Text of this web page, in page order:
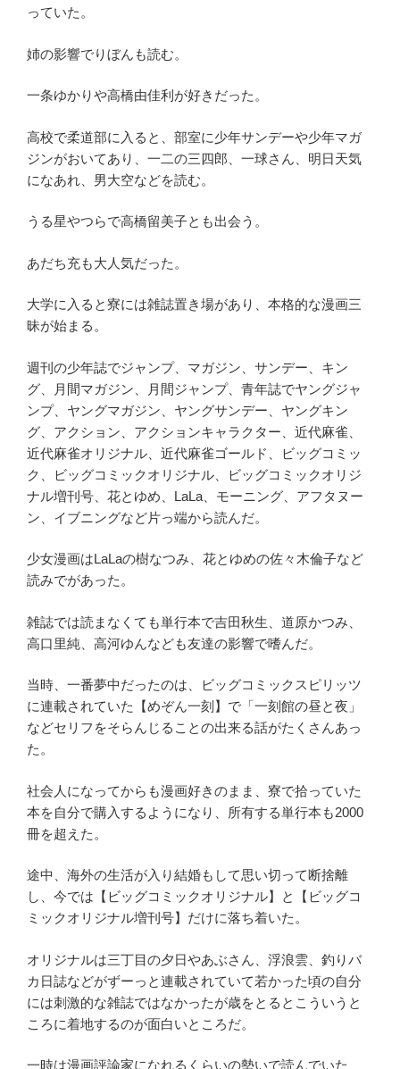
っていた。
姉の影響でりぼんも読む。
一条ゆかりや高橋由佳利が好きだった。
高校で柔道部に入ると、部室に少年サンデーや少年マガ
ジンがおいてあり、一二の三四郎、一球さん、明日天気
になあれ、男大空などを読む。
うる星やつらで高橋留美子とも出会う。
あだち充も大人気だった。
大学に入ると寮には雑誌置き場があり、本格的な漫画三
昧が始まる。
週刊の少年誌でジャンプ、マガジン、サンデー、キン
グ、月間マガジン、月間ジャンプ、青年誌でヤングジャ
ンプ、ヤングマガジン、ヤングサンデー、ヤングキン
グ、アクション、アクションキャラクター、近代麻雀、
近代麻雀オリジナル、近代麻雀ゴールド、ビッグコミッ
ク、ビッグコミックオリジナル、ビッグコミックオリジ
ナル増刊号、花とゆめ、LaLa、モーニング、アフタヌー
ン、イブニングなど片っ端から読んだ。
少女漫画はLaLaの樹なつみ、花とゆめの佐々木倫子など
読みでがあった。
雑誌では読まなくても単行本で吉田秋生、道原かつみ、
高口里純、高河ゆんなども友達の影響で嗜んだ。
当時、一番夢中だったのは、ビッグコミックスピリッツ
に連載されていた【めぞん一刻】で「一刻館の昼と夜」
などセリフをそらんじることの出来る話がたくさんあっ
た。
社会人になってからも漫画好きのまま、寮で拾っていた
本を自分で購入するようになり、所有する単行本も2000
冊を超えた。
途中、海外の生活が入り結婚もして思い切って断捨離
し、今では【ビッグコミックオリジナル】と【ビッグコ
ミックオリジナル増刊号】だけに落ち着いた。
オリジナルは三丁目の夕日やあぶさん、浮浪雲、釣りバ
カ日誌などがずーっと連載されていて若かった頃の自分
には刺激的な雑誌ではなかったが歳をとるとこういうと
ころに着地するのが面白いところだ。
一時は漫画評論家になれるくらいの勢いで読んでいた